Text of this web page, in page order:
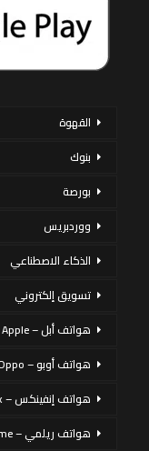
القهوة
بنوك
بورصة
ووردبريس
الذكاء الاصطناعي
تسويق إلكتروني
هواتف أبل – Apple
هواتف أوبو – Oppo
هواتف إنفينكس – Infinix
هواتف ريلمي – Realme